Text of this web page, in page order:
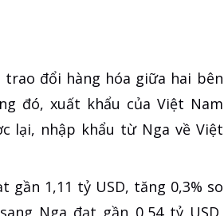
đổi hàng hóa giữa hai bên
đó, xuất khẩu của Việt Nam
lại, nhập khẩu từ Nga về Việt
gần 1,11 tỷ USD, tăng 0,3% so
Nga đạt gần 0,54 tỷ USD,